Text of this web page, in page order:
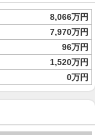
8,066万円
7,970万円
96万円
1,520万円
0万円